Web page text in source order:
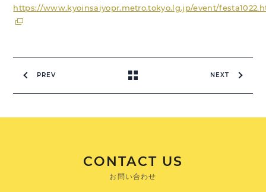
https://www.kyoinsaiyopr.metro.tokyo.lg.jp/event/
PREV NEXT
CONTACT US
お問い合わせ